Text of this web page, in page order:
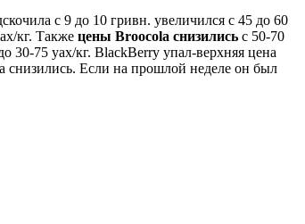
с 9 до 10 гривн. увеличился с 45 до 60
кг. Также цены Broocola снизились с 50-70
30-75 уах/кг. BlackBerry упал-верхняя цена
снизились. Если на прошлой неделе он был